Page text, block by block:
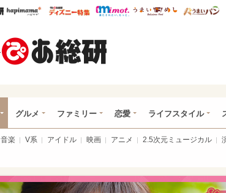
ウレぴあ総研ハピママ* ウレぴあ総研 ディズニー特集
mimot. うまいめし
グルメ ファミリー 恋愛 ライフスタイル
音楽 V系 アイドル 映画 アニメ 2.5次元ミュージカル